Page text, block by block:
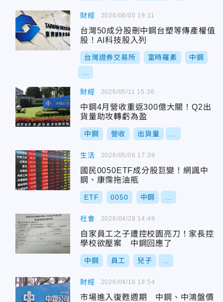
財經
台灣50成分股刪中鋼台塑等傳產權值
股！AI科技股入列
台灣證券交易所 富時羅素 中鋼
2026/06/05 19:11
財經
中鋼4月營收重返300億大關！Q2出
貨量助攻轉虧為盈
中鋼 營收 出貨量
2026/05/11 15:36
生活
國民0050ETF成分股巨變！網諷中
鋼、康霈拖油瓶
ETF 0050 中鋼
2026/05/06 17:39
社會
自家員工之子遭控校園亮刀！家長控
學校欲壓案 中鋼回應了
中鋼 員工 兒子
2026/04/28 14:49
財經
市場進入復甦週期 中鋼、中鴻盤價
2026/04/16 18:54